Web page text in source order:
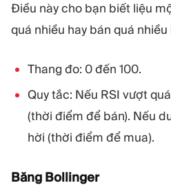
Điều này cho bạn biết liệu
quá nhiều hay bán quá nhiều
Thang đo: 0 đến 100.
Quy tắc: Nếu RSI vượt
(thời điểm để bán). Nếu
hời (thời điểm để mua).
Băng Bollinger